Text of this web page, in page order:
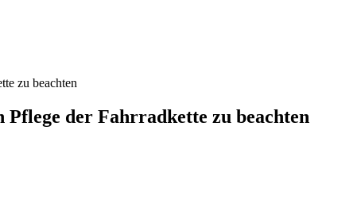
zu beachten
der Fahrradkette zu beachten